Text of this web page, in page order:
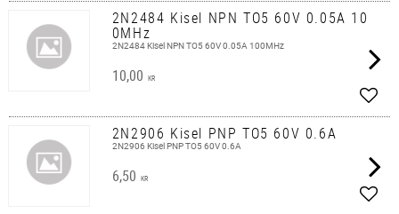
2N2484 Kisel NPN TO5 60V 0.05A 10
0MHz
2N2484 Kisel NPN TO5 60V 0.05A 100MHz
10,00 KR
2N2906 Kisel PNP TO5 60V 0.6A
2N2906 Kisel PNP TO5 60V 0.6A
6,50 KR